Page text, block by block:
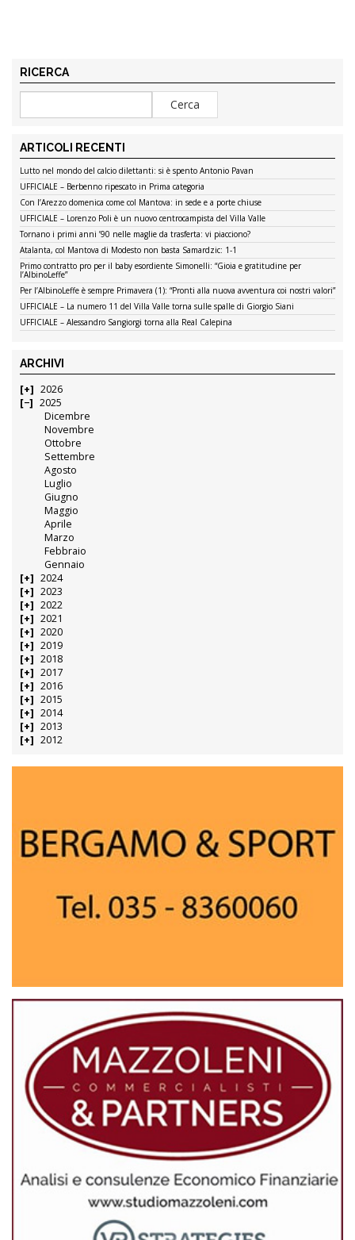
RICERCA
ARTICOLI RECENTI
Lutto nel mondo del calcio dilettanti: si è spento Antonio Pavan
UFFICIALE – Berbenno ripescato in Prima categoria
Con l’Arezzo domenica come col Mantova: in sede e a porte chiuse
UFFICIALE – Lorenzo Poli è un nuovo centrocampista del Villa Valle
Tornano i primi anni ’90 nelle maglie da trasferta: vi piacciono?
Atalanta, col Mantova di Modesto non basta Samardzic: 1-1
Primo contratto pro per il baby esordiente Simonelli: “Gioia e gratitudine per
l’AlbinoLeffe”
Per l’AlbinoLeffe è sempre Primavera (1): “Pronti alla nuova avventura coi nostri valori”
UFFICIALE – La numero 11 del Villa Valle torna sulle spalle di Giorgio Siani
UFFICIALE – Alessandro Sangiorgi torna alla Real Calepina
ARCHIVI
2026
2025
Dicembre
Novembre
Ottobre
Settembre
Agosto
Luglio
Giugno
Maggio
Aprile
Marzo
Febbraio
Gennaio
2024
2023
2022
2021
2020
2019
2018
2017
2016
2015
2014
2013
2012